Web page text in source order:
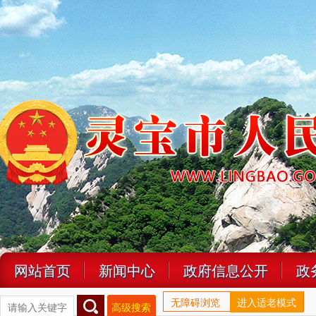
网站首页 新闻中心 政府信息公开 政
高级搜索 无障碍浏览 进入适老模式